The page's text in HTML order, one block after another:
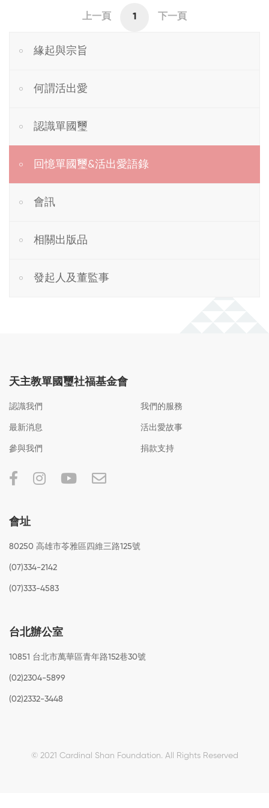
上一頁 1 下一頁
緣起與宗旨
何謂活出愛
認識單國璽
回憶單國璽&活出愛語錄
會訊
相關出版品
發起人及董監事
天主教單國璽社福基金會
認識我們 我們的服務
最新消息 活出愛故事
參與我們 捐款支持
會址
80250 高雄市苓雅區四維三路125號
(07)334-2142
(07)333-4583
台北辦公室
10851 台北市萬華區青年路152巷30號
(02)2304-5899
(02)2332-3448
© 2021 Cardinal Shan Foundation. All Rights Reserved